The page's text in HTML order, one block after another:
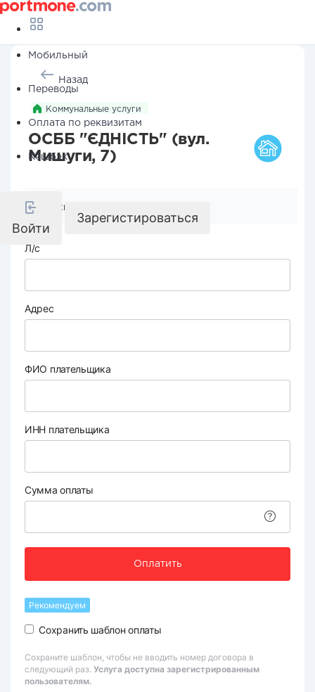
Мобильный
Переводы
Оплата по реквизитам
Кешбэк
Войти
Зарегистироваться
Назад
Коммунальные услуги
ОСББ "ЄДНІСТЬ" (вул.
Мишуги, 7)
Реквизиты компании
Л/с
Адрес
ФИО плательщика
ИНН плательщика
Сумма оплаты
Оплатить
Рекомендуем
Сохранить шаблон оплаты
Сохраните шаблон, чтобы не вводить номер договора в
следующий раз. Услуга доступна зарегистрированным
пользователям.